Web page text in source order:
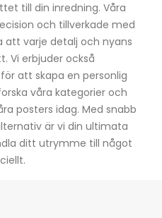
till din inredning. Våra
och tillverkade med
att varje detalj och nyans
Vi erbjuder också
att skapa en personlig
våra kategorier och
posters idag. Med snabb
är vi din ultimata
ditt utrymme till något